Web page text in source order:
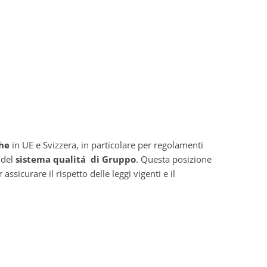
in UE e Svizzera, in particolare per regolamenti
sistema qualitá di Gruppo. Questa posizione
il rispetto delle leggi vigenti e il